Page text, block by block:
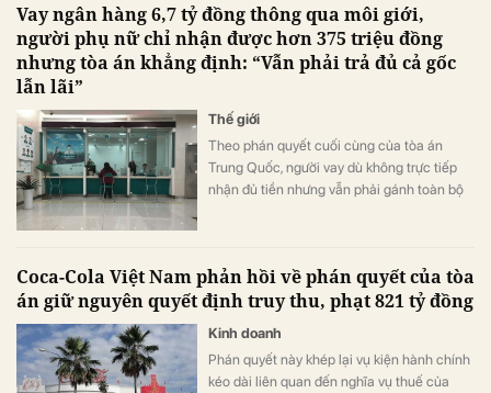
Vay ngân hàng 6,7 tỷ đồng thông qua môi giới,
người phụ nữ chỉ nhận được hơn 375 triệu đồng
nhưng tòa án khẳng định: “Vẫn phải trả đủ cả gốc
lẫn lãi”
Thế giới
Theo phán quyết cuối cùng của tòa án
Trung Quốc, người vay dù không trực tiếp
nhận đủ tiền nhưng vẫn phải gánh toàn bộ
Coca-Cola Việt Nam phản hồi về phán quyết của tòa
án giữ nguyên quyết định truy thu, phạt 821 tỷ đồng
Kinh doanh
Phán quyết này khép lại vụ kiện hành chính
kéo dài liên quan đến nghĩa vụ thuế của